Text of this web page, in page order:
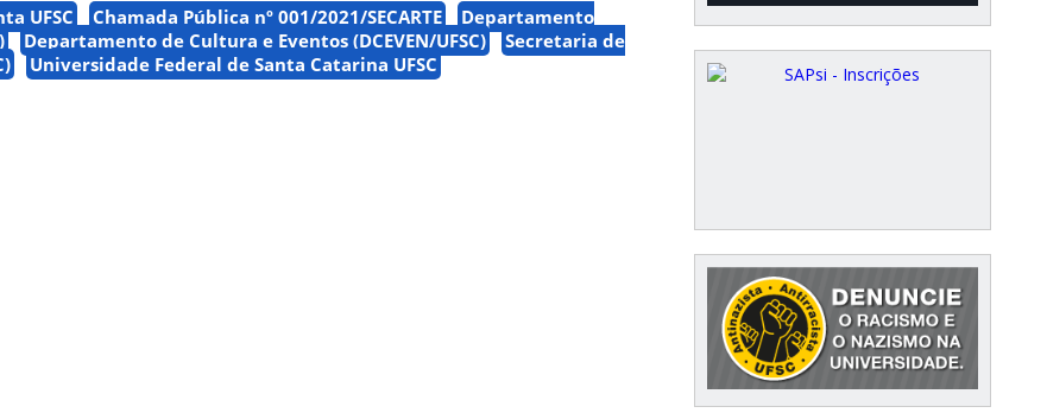
UFSC Chamada Pública nº 001/2021/SECARTE
Departamento
Departamento de Cultura e Eventos (DCEVEN/UFSC)
Secretaria de
Universidade Federal de Santa Catarina UFSC